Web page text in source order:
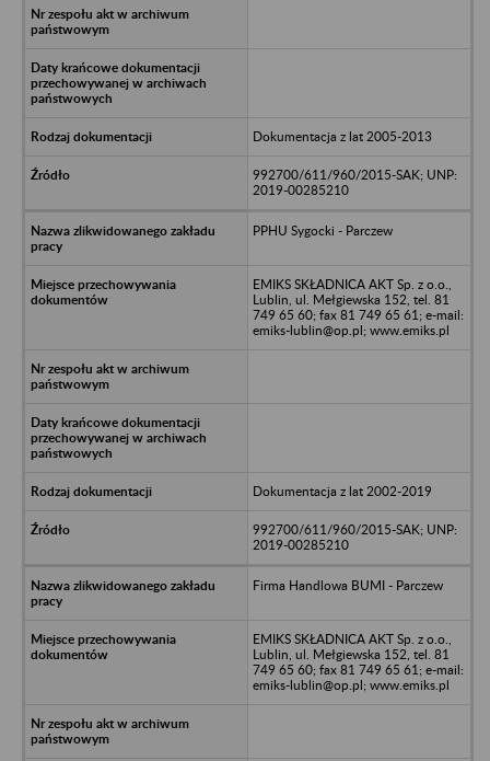
Dokumentacja z lat 2005-2013
992700/611/960/2015-SAK; UNP:
2019-00285210
PPHU Sygocki - Parczew
EMIKS SKŁADNICA AKT Sp. z o.o.,
Lublin, ul. Mełgiewska 152, tel. 81
749 65 60; fax 81 749 65 61; e-mail:
emiks-lublin@op.pl; www.emiks.pl
Dokumentacja z lat 2002-2019
992700/611/960/2015-SAK; UNP:
2019-00285210
Firma Handlowa BUMI - Parczew
EMIKS SKŁADNICA AKT Sp. z o.o.,
Lublin, ul. Mełgiewska 152, tel. 81
749 65 60; fax 81 749 65 61; e-mail:
emiks-lublin@op.pl; www.emiks.pl